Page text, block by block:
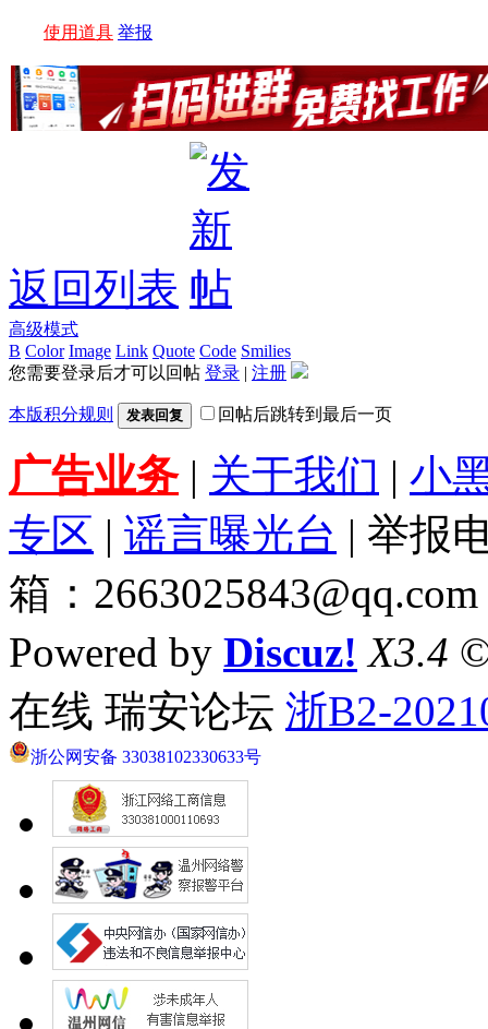
使用道具 举报
返回列表
高级模式
B Color Image Link Quote Code Smilies
您需要登录后才可以回帖 登录 | 注册
本版积分规则 发表回复 回帖后跳转到最后一页
广告业务| 关于我们 | 小
专区 | 谣言曝光台 | 举报
箱：2663025843@qq.com
Powered by Discuz! X3.4
在线 瑞安论坛 浙B2-
浙公网安备 33038102330633号